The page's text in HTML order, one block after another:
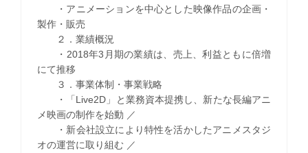
・アニメーションを中心とした映像作品の企画・
製作・販売
２．業績概況
・2018年3月期の業績は、売上、利益ともに倍増
にて推移
３．事業体制・事業戦略
・「Live2D」と業務資本提携し、新たな長編アニ
メ映画の制作を始動 ／
・新会社設立により特性を活かしたアニメスタジ
オの運営に取り組む ／